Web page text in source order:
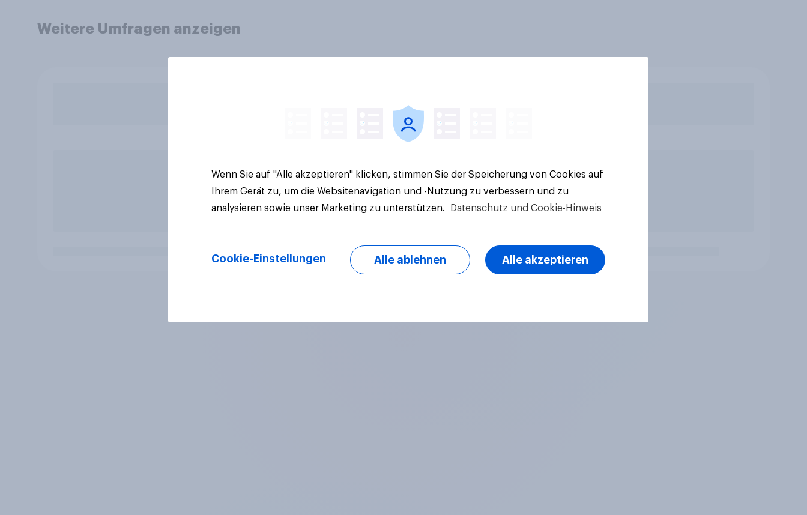
Weitere Umfragen anzeigen
Wenn Sie auf "Alle akzeptieren" klicken, stimmen Sie der Speicherung von Cookies auf
Ihrem Gerät zu, um die Websitenavigation und -Nutzung zu verbessern und zu
analysieren sowie unser Marketing zu unterstützen.
Datenschutz und Cookie-Hinweis
Cookie-Einstellungen Alle ablehnen Alle akzeptieren